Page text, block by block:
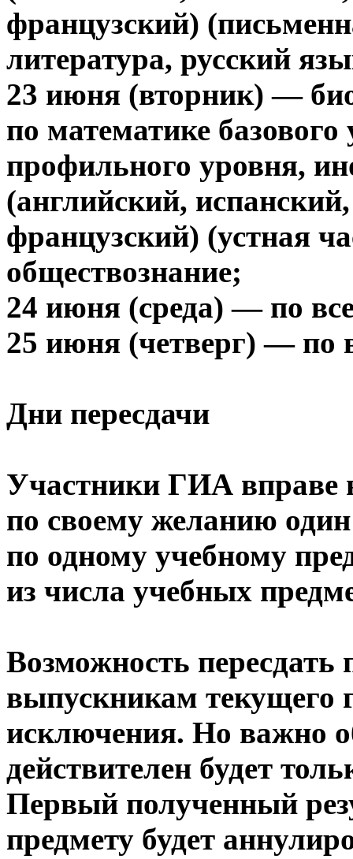
французский)
литература, русский
23 июня (вторник) —
по математике
профильного уровня,
(английский,
французский) (устная
обществознание;
24 июня (среда) — по
25 июня (четверг) — по
Дни пересдачи
Участники ГИА вправе
по своему желанию
по одному учебному
из числа учебных
Возможность пересдать
выпускникам текущего
исключения. Но важно
действителен будет
Первый полученный
предмету будет